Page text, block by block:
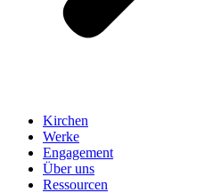
Kirchen
Werke
Engagement
Über uns
Ressourcen